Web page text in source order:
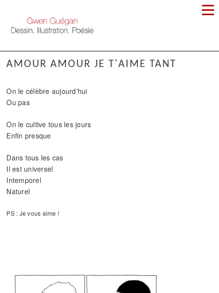
AMOUR AMOUR JE T'AIME TANT
On le célèbre aujourd'hui
Ou pas
On le cultive tous les jours
Enfin presque
Dans tous les cas
Il est universel
Intemporel
Naturel
PS : Je vous aime !